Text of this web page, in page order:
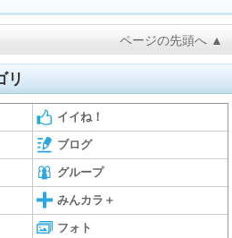
ページの先頭へ ▲
リ
イイね！
ブログ
グループ
みんカラ＋
フォト